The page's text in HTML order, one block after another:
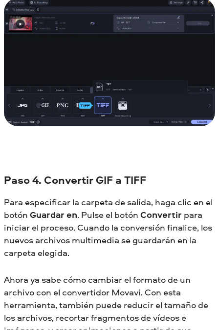
Paso 4. Convertir GIF a TIFF
Para especificar la carpeta de salida, haga clic en el
botón Guardar en. Pulse el botón Convertir para
iniciar el proceso. Cuando la conversión finalice, los
nuevos archivos multimedia se guardarán en la
carpeta elegida.
Ahora ya sabe cómo cambiar el formato de un
archivo con el convertidor Movavi. Con esta
herramienta, también puede reducir el tamaño de
los archivos, recortar fragmentos de vídeos e